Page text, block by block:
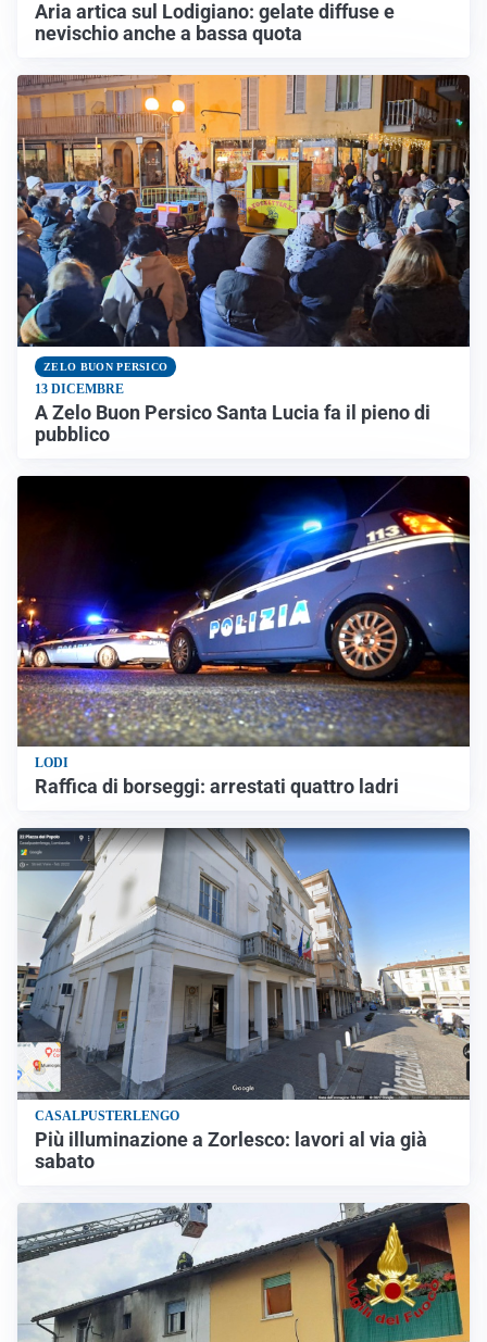
Aria artica sul Lodigiano: gelate diffuse e
nevischio anche a bassa quota
ZELO BUON PERSICO
13 DICEMBRE
A Zelo Buon Persico Santa Lucia fa il pieno di
pubblico
LODI
Raffica di borseggi: arrestati quattro ladri
CASALPUSTERLENGO
Più illuminazione a Zorlesco: lavori al via già
sabato